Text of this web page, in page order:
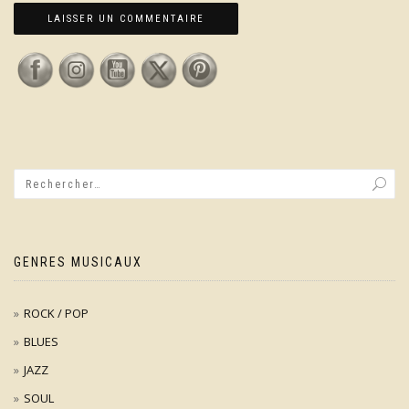
GENRES MUSICAUX
ROCK / POP
BLUES
JAZZ
SOUL